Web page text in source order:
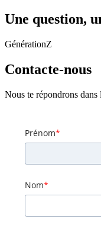
Une question,
GénérationZ
Contacte-nous
Nous te répondrons dans